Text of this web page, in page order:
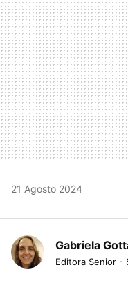
21 Agosto 2024
Gabriela
Editora Senior -